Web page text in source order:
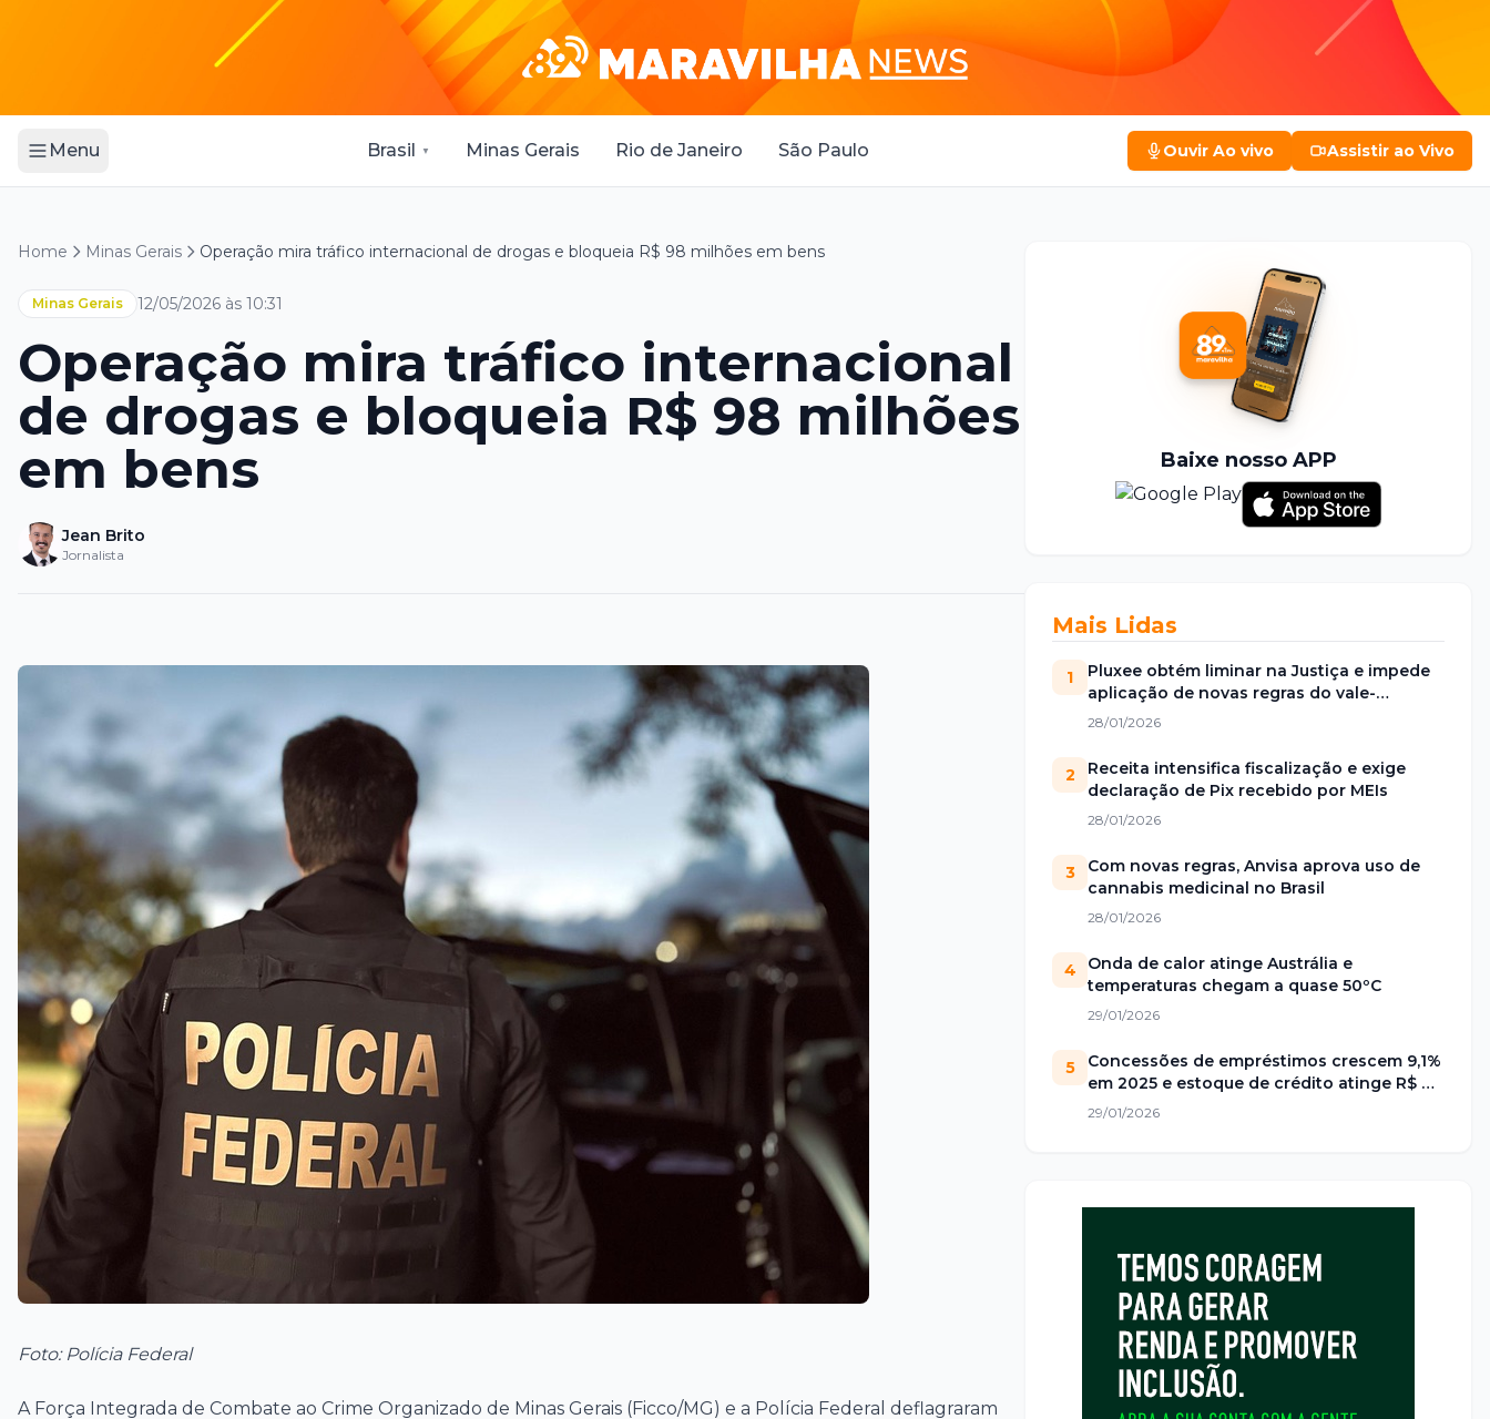
Menu Brasil Minas Gerais Rio de Janeiro São Paulo Ouvir Ao vivo Assistir ao Vivo
Home Minas Gerais Operação mira tráfico internacional de drogas e bloqueia R$ 98 milhões em bens
Minas Gerais 12/05/2026 às 10:31
Operação mira tráfico internacional
de drogas e bloqueia R$ 98 milhões
em bens
Jean Brito
Jornalista
Foto: Polícia Federal
A Força Integrada de Combate ao Crime Organizado de Minas Gerais (Ficco/MG) e a Polícia Federal deflagraram
Baixe nosso APP
Mais Lidas
1
Pluxee obtém liminar na Justiça e impede
aplicação de novas regras do vale-
alimentação
28/01/2026
2
Receita intensifica fiscalização e exige
declaração de Pix recebido por MEIs
28/01/2026
3
Com novas regras, Anvisa aprova uso de
cannabis medicinal no Brasil
28/01/2026
4
Onda de calor atinge Austrália e
temperaturas chegam a quase 50ºC
29/01/2026
5
Concessões de empréstimos crescem 9,1%
em 2025 e estoque de crédito atinge R$ 7
trilhões no Brasil
29/01/2026